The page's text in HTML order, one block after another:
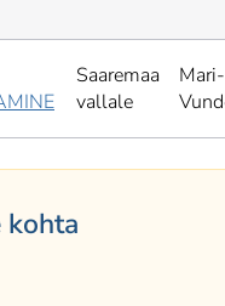
Saaremaa
vallale